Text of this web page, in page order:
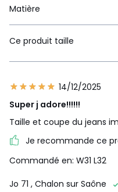
Matière
Ce produit taille
14/12/2025
Super j adore!!!!!!
Taille et coupe du jeans
Je recommande ce
Commandé en: W31 L32
Jo 71 , Chalon sur Saône